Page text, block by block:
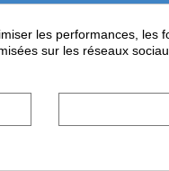
les performances,
sur les réseaux